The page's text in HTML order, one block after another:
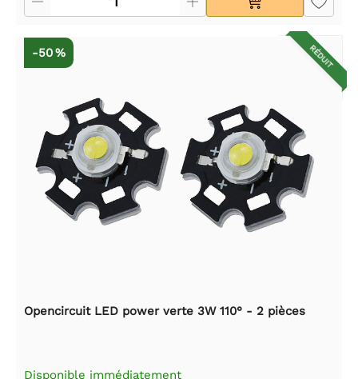
RÉDUIT
-50 %
Opencircuit LED power verte 3W 110° - 2 pièces
Disponible immédiatement